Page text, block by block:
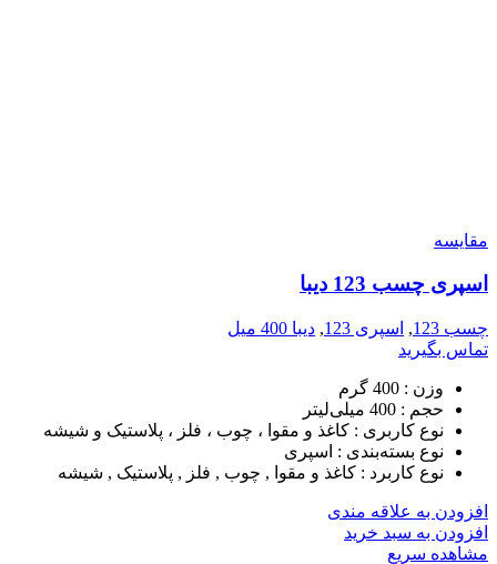
مقایسه
اسپری چسب 123 دیبا
چسب 123 , اسپری 123 , دیبا 400 میل
تماس بگیرید
وزن : 400 گرم
حجم : 400 میلی‌لیتر
نوع کاربری : کاغذ و مقوا ، چوب ، فلز ، پلاستیک و شیشه
نوع بسته‌بندی : اسپری
نوع کاربرد : کاغذ و مقوا , چوب , فلز , پلاستیک , شیشه
افزودن به علاقه مندی
افزودن به سبد خرید
مشاهده سریع